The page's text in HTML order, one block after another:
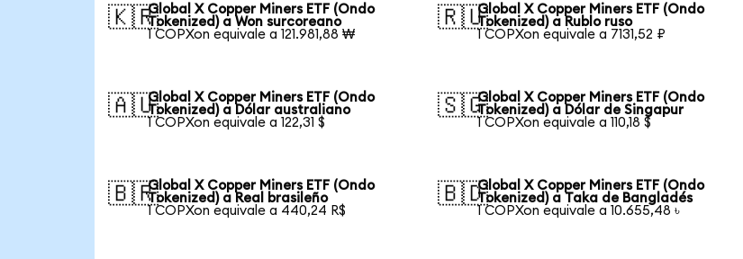
🇰🇷Global X Copper Miners ETF (Ondo
Tokenized) a Won surcoreano
1 COPXon equivale a 121.981,88 ₩
🇷🇺Global X Copper Miners ETF (Ondo
Tokenized) a Rublo ruso
1 COPXon equivale a 7131,52 ₽
🇦🇺Global X Copper Miners ETF (Ondo
Tokenized) a Dólar australiano
1 COPXon equivale a 122,31 $
🇸🇬Global X Copper Miners ETF (Ondo
Tokenized) a Dólar de Singapur
1 COPXon equivale a 110,18 $
🇧🇷Global X Copper Miners ETF (Ondo
Tokenized) a Real brasileño
1 COPXon equivale a 440,24 R$
🇧🇩Global X Copper Miners ETF (Ondo
Tokenized) a Taka de Bangladés
1 COPXon equivale a 10.655,48 ৳